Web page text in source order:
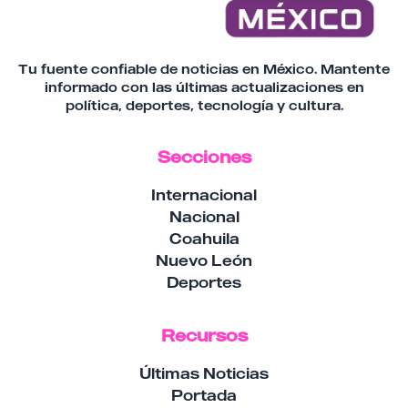
Tu fuente confiable de noticias en México. Mantente
informado con las últimas actualizaciones en
política, deportes, tecnología y cultura.
Secciones
Internacional
Nacional
Coahuila
Nuevo León
Deportes
Recursos
Últimas Noticias
Portada